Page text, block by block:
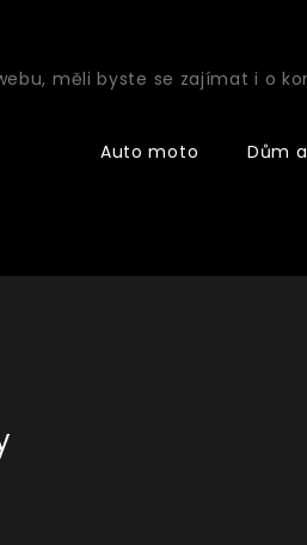
měli byste se zajímat i o
Auto moto
Dům